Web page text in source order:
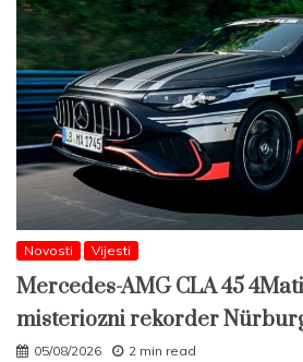
Novosti Vijesti
Mercedes-AMG CLA 45
misteriozni rekorder
05/08/2026 2 min read